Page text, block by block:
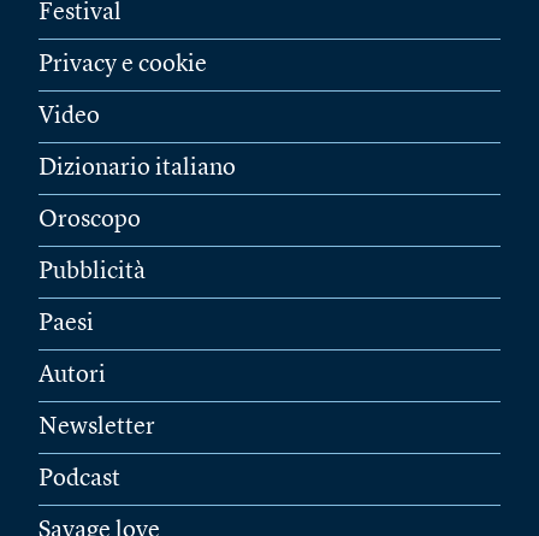
Festival
Privacy e cookie
Video
Dizionario italiano
Oroscopo
Pubblicità
Paesi
Autori
Newsletter
Podcast